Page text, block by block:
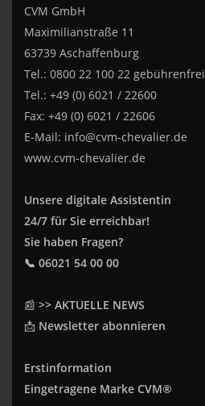
CVM GmbH
Maximilianstraße 11
63739 Aschaffenburg
Tel.: 0800 22 100 22 gebührenfrei
Tel.: +49 (0) 6021 / 22600
Fax: +49 (0) 6021 / 22606
E-Mail: info@cvm-chevalier.de
www.cvm-chevalier.de
Unsere digitale Assistentin
24/7 für Sie erreichbar!
Sie haben Fragen?
📞 06021 54 00 00
📰 >> AKTUELLE NEWS
📩 Newsletter abonnieren
Erstinformation
Eingetragene Marke CVM®